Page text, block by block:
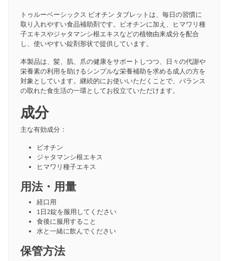
トゥルーベーシックス ビオチン タブレットは、毎日の習慣に
取り入れやすい食品補助剤です。ビオチンに加え、ヒマワリ種
子エキスやジャタマンシ根エキスなどの植物由来成分を配合
し、使いやすい錠剤形状で提供しています。
本製品は、髪、肌、爪の健康をサポートしつつ、日々の代謝や
栄養素の利用を助けるシンプルな栄養補助を求める成人の方を
対象としています。継続的にお使いいただくことで、バランス
の取れた食生活の一環としてお役立ていただけます。
成分
主な有効成分：
ビオチン
ジャタマンシ根エキス
ヒマワリ種子エキス
用法・用量
経口用
1日2錠を服用してください
食後に服用すること
水と一緒に飲んでください
保管方法